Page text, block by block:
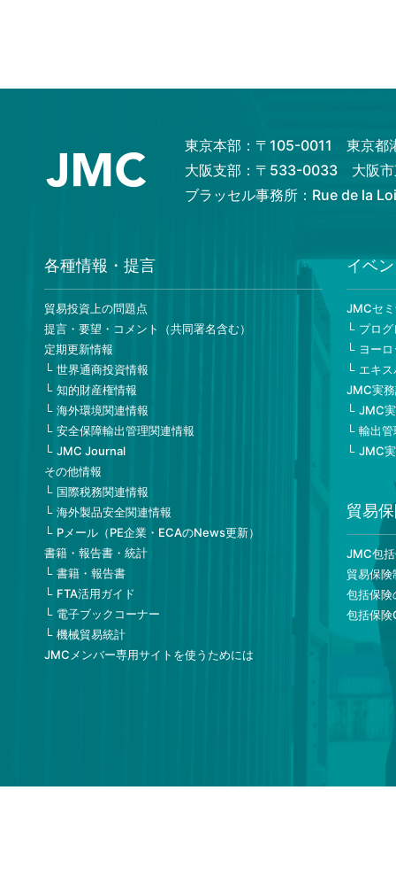
東京本部：〒105-0011 東京都
大阪支部：〒533-0033 大阪市
ブラッセル事務所：Rue de la
各種情報・提言
貿易投資上の問題点
提言・要望・コメント（共同署名含む）
定期更新情報
世界通商投資情報
知的財産権情報
海外環境関連情報
安全保障輸出管理関連情報
JMC Journal
その他情報
国際税務関連情報
海外製品安全関連情報
Pメール（PE企業・ECAのNews更新）
書籍・報告書・統計
書籍・報告書
FTA活用ガイド
電子ブックコーナー
機械貿易統計
JMCメンバー専用サイトを使うためには
イベ
JMCセ
プロ
ヨー
エキ
JMC実
JMC
輸出
JMC
貿易
JMC包
貿易保険
包括保険
包括保険